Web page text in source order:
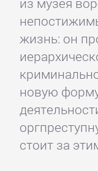
жизнь: он
новую
стоит за